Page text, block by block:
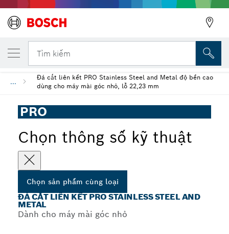
Tìm kiếm
...
Đá cắt liên kết PRO Stainless Steel and Metal độ bền cao
dùng cho máy mài góc nhỏ, lỗ 22,23 mm
PRO
Chọn thông số kỹ thuật
Chọn sản phẩm cùng loại
ĐÁ CẮT LIÊN KẾT PRO STAINLESS STEEL AND
METAL
Dành cho máy mài góc nhỏ
SẢN PHẨM CÙNG LOẠI ĐÃ CHỌN
Đá cắt liên kết PRO Stainless Steel and